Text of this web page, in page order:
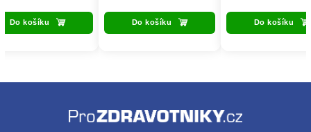
Do košíku Do košíku Do košíku